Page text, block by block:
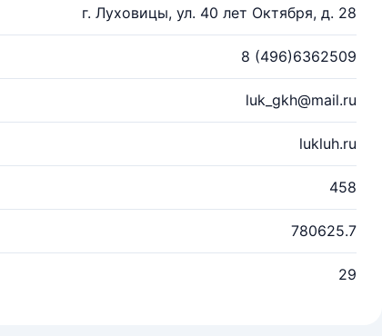
г. Луховицы, ул. 40 лет Октября, д. 28
8 (496)6362509
luk_gkh@mail.ru
lukluh.ru
458
780625.7
29